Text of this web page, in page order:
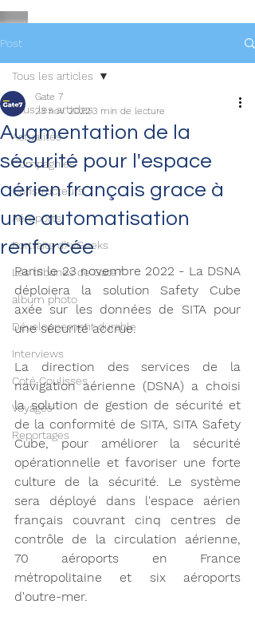
Post
Tous les articles
Actualités
Compagnies
Constructeurs
Aéroports
Portraits d'AvGeeks
Les tribunes de Gate7
album photo
Développement durable
Interviews
Coté Coulisses
Voyages
Reportages
Tous les articles
Augmentation de la
sécurité pour l'espace
aérien français grace à
une automatisation
renforcée
Gate 7
23 nov. 20223 min de lecture
Paris le 23 novembre 2022 - La DSNA
déploiera la solution Safety Cube
axée sur les données de SITA pour
une sécurité accrue.
La direction des services de la
navigation aérienne (DSNA) a choisi
la solution de gestion de sécurité et
de la conformité de SITA, SITA Safety
Cube, pour améliorer la sécurité
opérationnelle et favoriser une forte
culture de la sécurité. Le système
sera déployé dans l'espace aérien
français couvrant cinq centres de
contrôle de la circulation aérienne,
70 aéroports en France
métropolitaine et six aéroports
d'outre-mer.